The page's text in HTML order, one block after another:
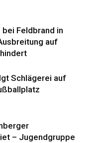
Feldbrand in
auf
Schlägerei auf
– Jugendgruppe